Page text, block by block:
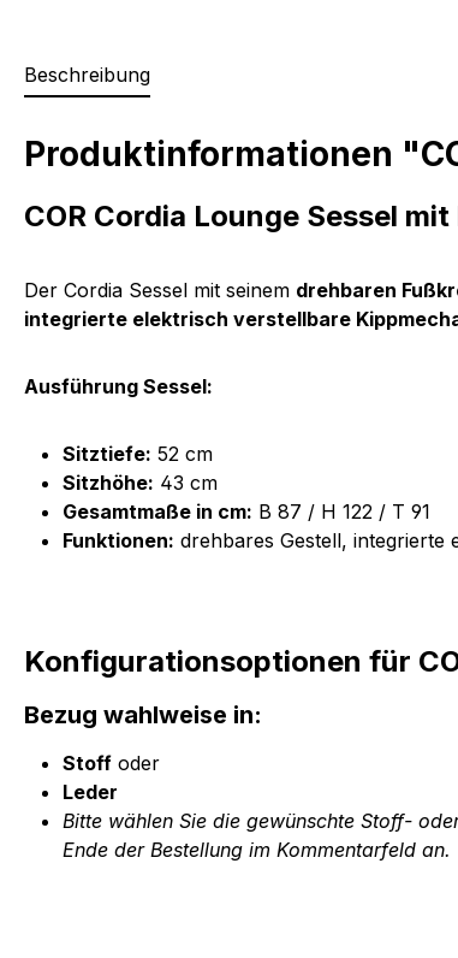
Beschreibung
Produktinformationen
COR Cordia Lounge Sessel
Der Cordia Sessel mit seinem drehbaren
integrierte elektrisch verstellbare
Ausführung Sessel:
Sitztiefe: 52 cm
Sitzhöhe: 43 cm
Gesamtmaße in cm: B 87 / H 122 / T 91
Funktionen: drehbares Gestell, integrierte
Konfigurationsoptionen für
Bezug wahlweise in:
Stoff oder
Leder
Bitte wählen Sie die gewünschte Stoff-
Ende der Bestellung im Kommentarfeld an.